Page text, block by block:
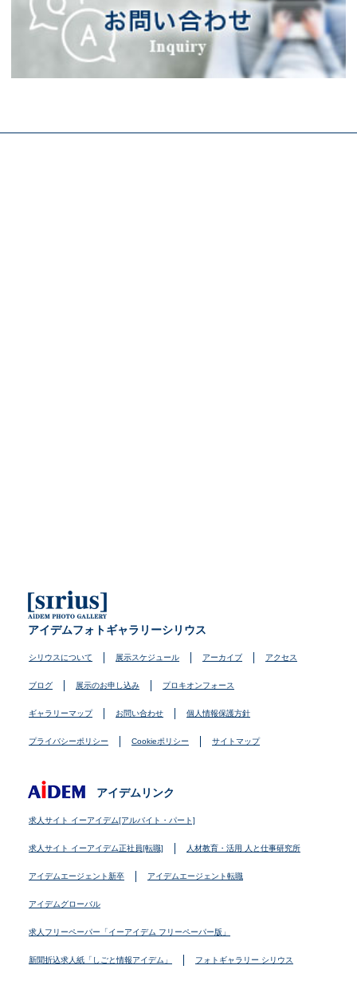
アイデムフォトギャラリーシリウス
シリウスについて 展示スケジュール アーカイブ アクセス
ブログ 展示のお申し込み プロキオンフォース
ギャラリーマップ お問い合わせ 個人情報保護方針
プライバシーポリシー Cookieポリシー サイトマップ
アイデムリンク
求人サイト イーアイデム[アルバイト・パート]
求人サイト イーアイデム正社員[転職] 人材教育・活用 人と仕事研究所
アイデムエージェント新卒 アイデムエージェント転職
アイデムグローバル
求人フリーペーパー「イーアイデム フリーペーパー版」
新聞折込求人紙「しごと情報アイデム」 フォトギャラリー シリウス